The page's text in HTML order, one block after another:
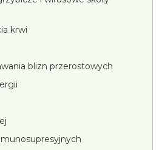
krwi
blizn przerostowych